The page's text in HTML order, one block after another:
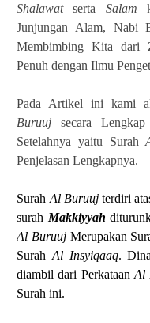
Shalawatserta Salam
Junjungan Alam, Nabi
Membimbing Kita dari
Penuh dengan Ilmu
Pada Artikel ini kami
Buruuj secara
Setelahnya yaitu Surah
Penjelasan Lengkapnya.
Surah Al Buruujterdiri
surah Makkiyyah
Al Buruuj Merupakan
Surah Al Insyiqaaq.
diambil dari Perkataan Al
Surah ini.